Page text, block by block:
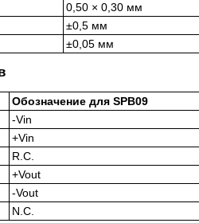
0,50 × 0,30 мм
±0,5 мм
±0,05 мм
Обозначение для SPB09
-Vin
+Vin
R.C.
+Vout
-Vout
N.C.